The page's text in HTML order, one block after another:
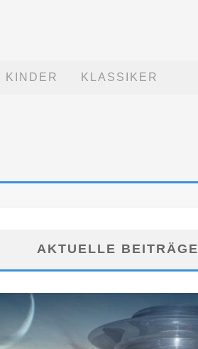
KINDER KLASSIKER
AKTUELLE BEITRÄGE